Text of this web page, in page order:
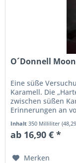
O´Donnell
Eine süße
Karamell. Die
zwischen süßen
Erinnerungen an
Inhalt350 Milliliter
ab 16,90 € *
Merken